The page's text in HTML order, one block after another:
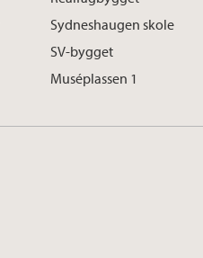
Sydneshaugen skole
SV-bygget
Muséplassen 1